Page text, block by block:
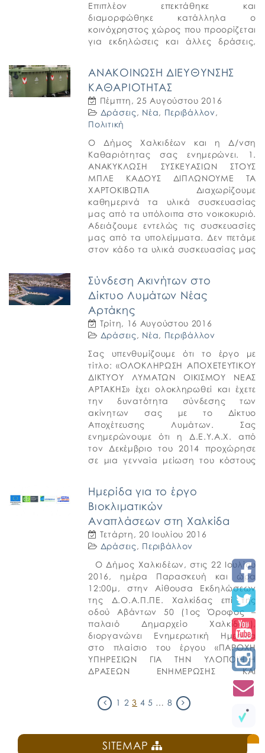
Επιπλέον επεκτάθηκε και
διαμορφώθηκε κατάλληλα ο
κοινόχρηστος χώρος που προορίζεται
για εκδηλώσεις και άλλες δράσεις,
δρόμοι, που μέχρι πρότινος […]
ΑΝΑΚΟΙΝΩΣΗ ΔΙΕΥΘΥΝΣΗΣ
ΚΑΘΑΡΙΟΤΗΤΑΣ
Πέμπτη, 25 Αυγούστου 2016
Δράσεις, Νέα, Περιβάλλον ,
Πολιτική
Ο Δήμος Χαλκιδέων και η Δ/νση
Καθαριότητας σας ενημερώνει. 1.
ΑΝΑΚΥΚΛΩΣΗ ΣΥΣΚΕΥΑΣΙΩΝ ΣΤΟΥΣ
ΜΠΛΕ ΚΑΔΟΥΣ ΔΙΠΛΩΝΟΥΜΕ ΤΑ
ΧΑΡΤΟΚΙΒΩΤΙΑ Διαχωρίζουμε
καθημερινά τα υλικά συσκευασίας
μας από τα υπόλοιπα στο νοικοκυριό.
Αδειάζουμε εντελώς τις συσκευασίες
μας από τα υπολείμματα. Δεν πετάμε
στον κάδο τα υλικά συσκευασίας μας
Σύνδεση Ακινήτων στο
Δίκτυο Λυμάτων Νέας
Αρτάκης
Τρίτη, 16 Αυγούστου 2016
Δράσεις, Νέα, Περιβάλλον
Σας υπενθυμίζουμε ότι το έργο με
τίτλο: «ΟΛΟΚΛΗΡΩΣΗ ΑΠΟΧΕΤΕΥΤΙΚΟΥ
ΔΙΚΤΥΟΥ ΛΥΜΑΤΩΝ ΟΙΚΙΣΜΟΥ ΝΕΑΣ
ΑΡΤΑΚΗΣ» έχει ολοκληρωθεί και έχετε
την δυνατότητα σύνδεσης των
ακίνητων σας με το Δίκτυο
Αποχέτευσης Λυμάτων. Σας
ενημερώνουμε ότι η Δ.Ε.Υ.Α.Χ. από
τον Δεκέμβριο του 2014 προχώρησε
σε μια γενναία μείωση του κόστους
Ημερίδα για το έργο
Βιοκλιματικών
Αναπλάσεων στη Χαλκίδα
Τετάρτη, 20 Ιουλίου 2016
Δράσεις, Περιβάλλον
Ο Δήμος Χαλκιδέων, στις 22 Ιουλίου
2016, ημέρα Παρασκευή και ώρα
12:00μ, στην Αίθουσα Εκδηλώσεων
της Δ.Ο.Α.Π.ΠΕ. Χαλκίδας επί της
οδού Αβάντων 50 (1ος Όροφος –
παλαιό Δημαρχείο Χαλκίδας),
διοργανώνει Ενημερωτική Ημερίδα
στο πλαίσιο του έργου «ΠΑΡΟΧΗ
ΥΠΗΡΕΣΙΩΝ ΓΙΑ ΤΗΝ ΥΛΟΠΟΙΗΣΗ
ΔΡΑΣΕΩΝ ΕΝΗΜΕΡΩΣΗΣ ΚΑΙ
ΠΡΟΒΟΛΗΣ ΓΙΑ ΤΟ ΕΡΓΟ
“ΒΙΟΚΛΙΜΑΤΙΚΕΣ ΑΝΑΒΑΘΜΙΣΕΙΣ
ΔΗΜΟΣΙΩΝ ΑΝΟΙΚΤΩΝ ΧΩΡΩΝ
1 2 3 4 5 … 8
SITEMAP